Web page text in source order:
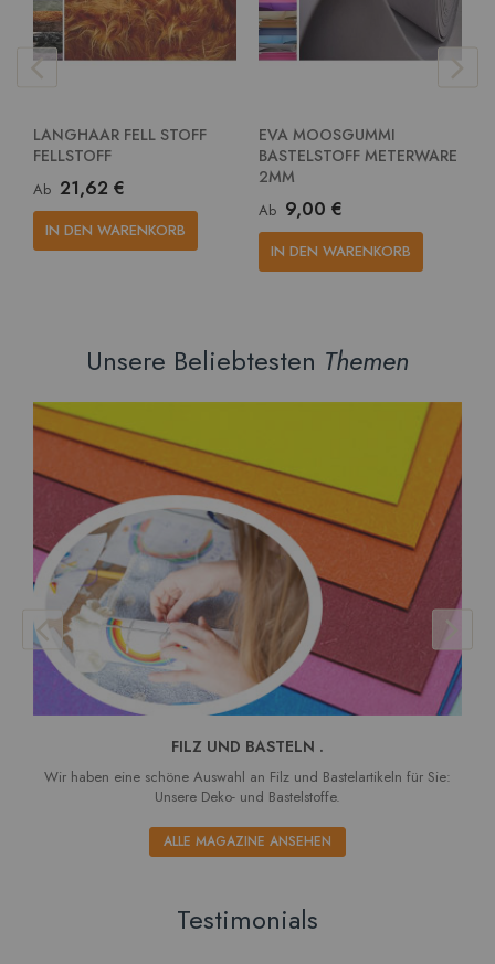
LANGHAAR FELL STOFF
FELLSTOFF
Ab 21,62 €
IN DEN WARENKORB
EVA MOOSGUMMI
BASTELSTOFF METERWARE
2MM
Ab 9,00 €
IN DEN WARENKORB
Unsere Beliebtesten Themen
FILZ UND BASTELN .
Wir haben eine schöne Auswahl an Filz und Bastelartikeln für Sie:
Unsere Deko- und Bastelstoffe.
ALLE MAGAZINE ANSEHEN
Testimonials